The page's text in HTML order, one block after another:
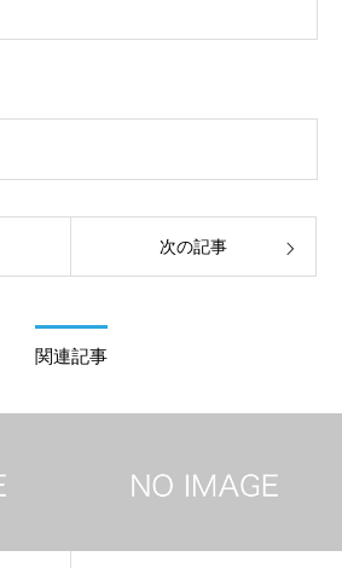
の他顔鍼など様々な症状の施術に日々、奔走
次の記事
関連記事